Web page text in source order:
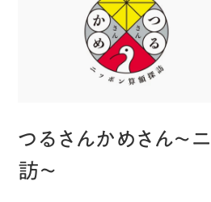
つるさんかめさん〜
訪〜